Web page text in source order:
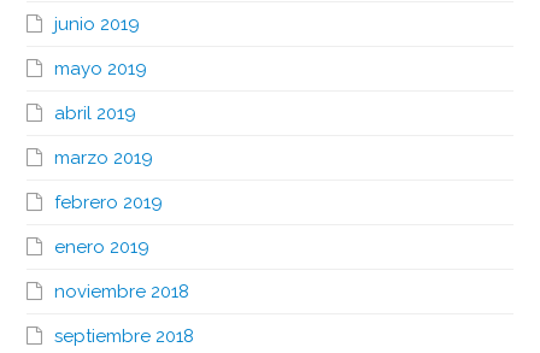
junio 2019
mayo 2019
abril 2019
marzo 2019
febrero 2019
enero 2019
noviembre 2018
septiembre 2018